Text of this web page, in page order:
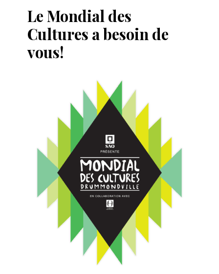
Le Mondial des
Cultures a besoin de
vous!